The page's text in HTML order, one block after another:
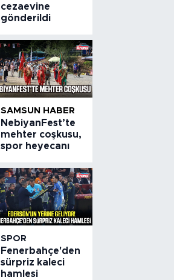
cezaevine
gönderildi
SAMSUN HABER
NebiyanFest’te
mehter coşkusu,
spor heyecanı
SPOR
Fenerbahçe'den
sürpriz kaleci
hamlesi